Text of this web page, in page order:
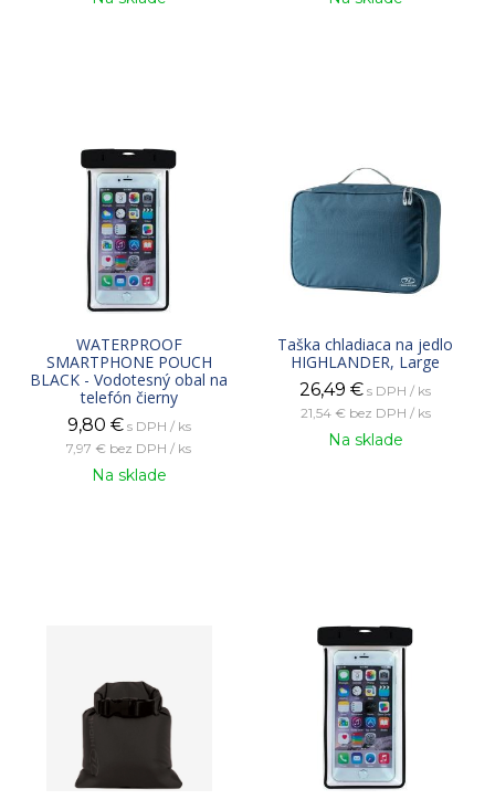
WATERPROOF
SMARTPHONE POUCH
BLACK - Vodotesný obal na
telefón čierny
9,80 € s DPH / ks
7,97 € bez DPH / ks
Na sklade
Taška chladiaca na jedlo
HIGHLANDER, Large
26,49 € s DPH / ks
21,54 € bez DPH / ks
Na sklade